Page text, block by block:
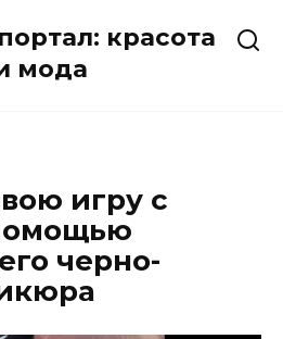
красота
мода
игру с
черно-